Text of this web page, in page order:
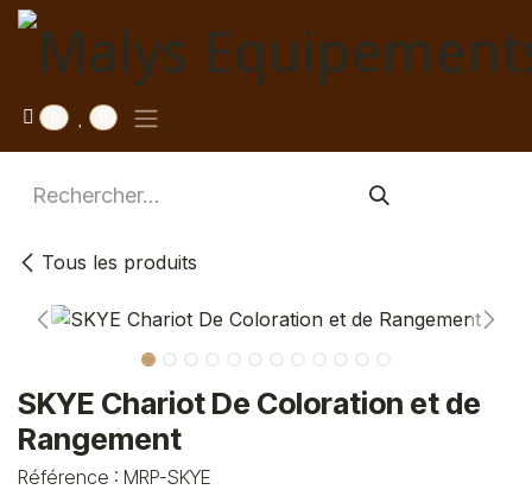
Se rendre au contenu
Tous les produits
SKYE Chariot De Coloration et de
Rangement
Référence : MRP-SKYE